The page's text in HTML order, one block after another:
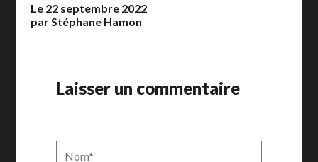
Le 22 septembre 2022
par Stéphane Hamon
Laisser un commentaire